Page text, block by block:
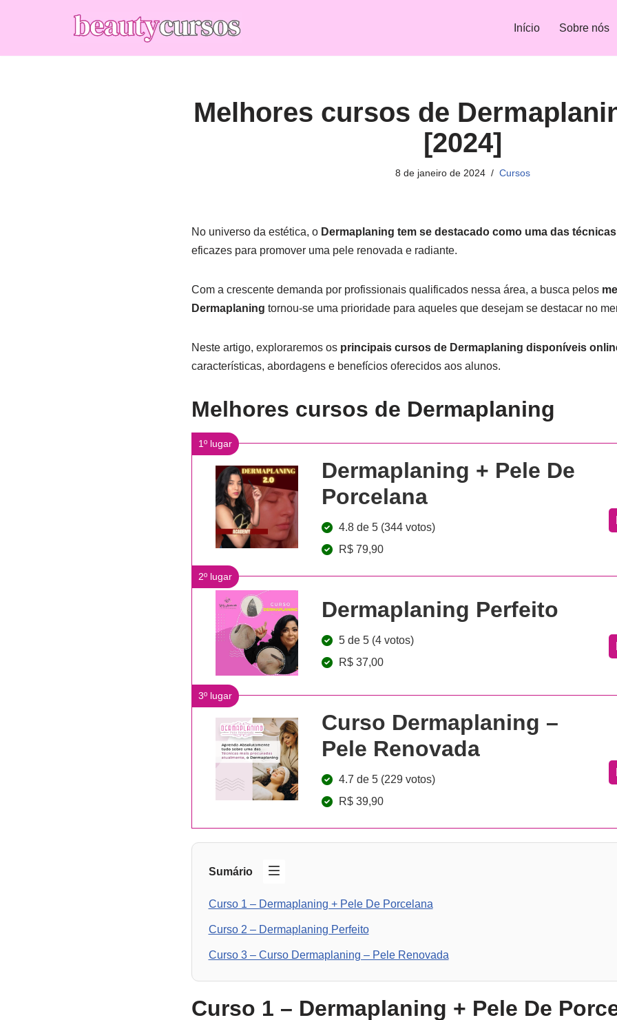
para
Início Sobre nós
Melhores cursos de
[2024]
8 de janeiro de 2024 Cursos
No universo da estética, o Dermaplaning tem se destacado como uma das
eficazes para promover uma pele renovada e radiante.
Com a crescente demanda por profissionais qualificados nessa área, a busca pelos
Dermaplaning tornou-se uma prioridade para aqueles que desejam se destacar no
Neste artigo, exploraremos os principais cursos de Dermaplaning disponíveis
características, abordagens e benefícios oferecidos aos alunos.
Melhores cursos de Dermaplaning
1º lugar
Dermaplaning + Pele De
Porcelana
4.8 de 5 (344 votos)
R$ 79,90
2º lugar
Dermaplaning Perfeito
5 de 5 (4 votos)
R$ 37,00
3º lugar
Curso Dermaplaning –
Pele Renovada
4.7 de 5 (229 votos)
R$ 39,90
Sumário
Curso 1 – Dermaplaning + Pele De Porcelana
Curso 2 – Dermaplaning Perfeito
Curso 3 – Curso Dermaplaning – Pele Renovada
Curso 1 – Dermaplaning + Pele De